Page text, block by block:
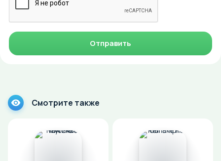
Отправить
Смотрите также